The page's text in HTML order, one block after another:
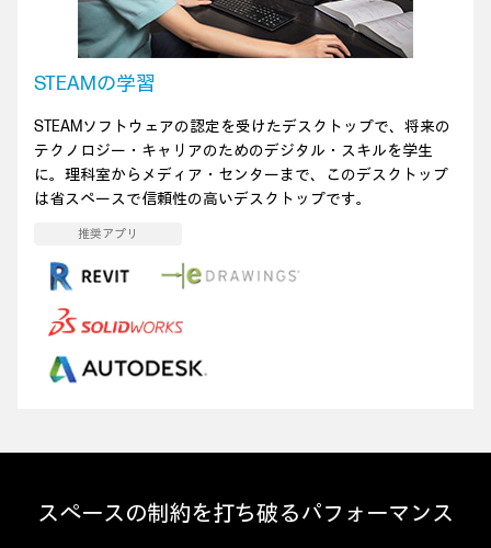
STEAMの学習
STEAMソフトウェアの認定を受けたデスクトップで、将来の
テクノロジー・キャリアのためのデジタル・スキルを学生
に。理科室からメディア・センターまで、このデスクトップ
は省スペースで信頼性の高いデスクトップです。
スペースの制約を打ち破るパフォーマンス